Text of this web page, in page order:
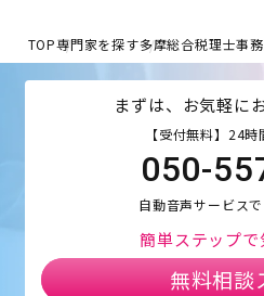
TOP専門家を探す多摩総合税理士事
まずは、お気軽に
【受付無料】24
050-
自動音声サービス
簡単ステップ
無料相談